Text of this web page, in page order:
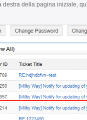
destra della pagina iniziale,